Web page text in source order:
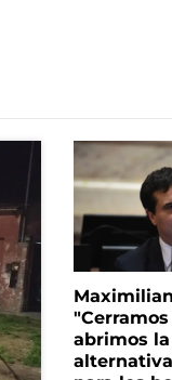
abrimos